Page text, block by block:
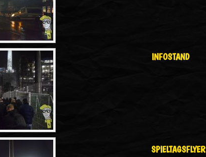
INFOSTAND
SPIELTAGSFLYER